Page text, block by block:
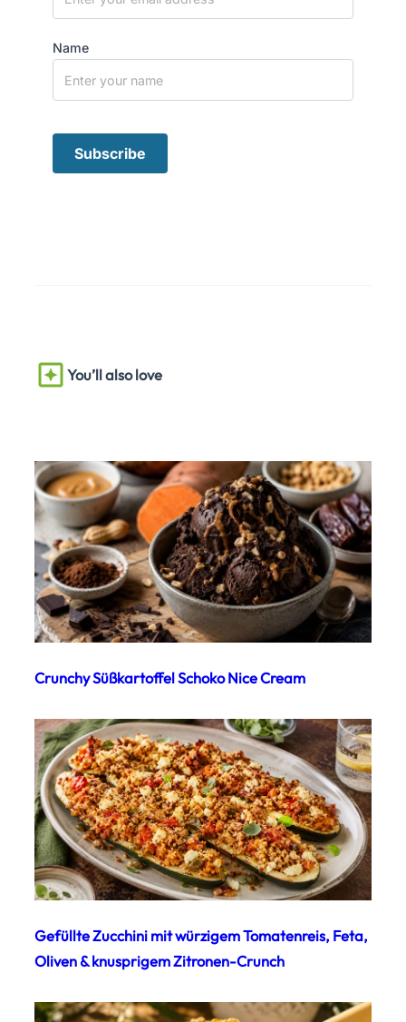
Name
You’ll also love
Crunchy Süßkartoffel Schoko Nice Cream
Gefüllte Zucchini mit würzigem Tomatenreis, Feta,
Oliven & knusprigem Zitronen-Crunch